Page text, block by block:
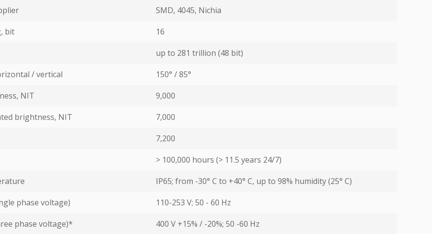
SMD, 4045, Nichia
bit
16
up to 281 trillion (48 bit)
/ vertical
150° / 85°
NIT
9,000
brightness, NIT
7,000
7,200
> 100,000 hours (> 11.5 years 24/7)
IP65; from -30° С to +40° С, up to 98% humidity (25° С)
phase voltage)
110-253 V; 50 - 60 Hz
phase voltage)*
400 V +15% / -20%; 50 -60 Hz